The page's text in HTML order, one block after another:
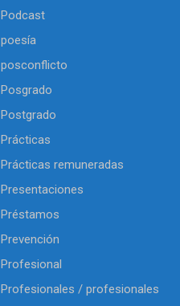
Podcast
poesía
posconflicto
Posgrado
Postgrado
Prácticas
Prácticas remuneradas
Presentaciones
Préstamos
Prevención
Profesional
Profesionales / profesionales